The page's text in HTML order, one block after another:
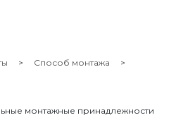
Способ монтажа
монтажные принадлежности